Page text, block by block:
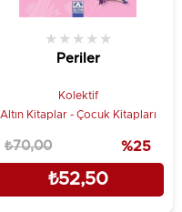
Periler
★ ★ ★ ★ ★
Kolektif
Altın Kitaplar - Çocuk Kitapları
₺52,50
₺70,00 %25